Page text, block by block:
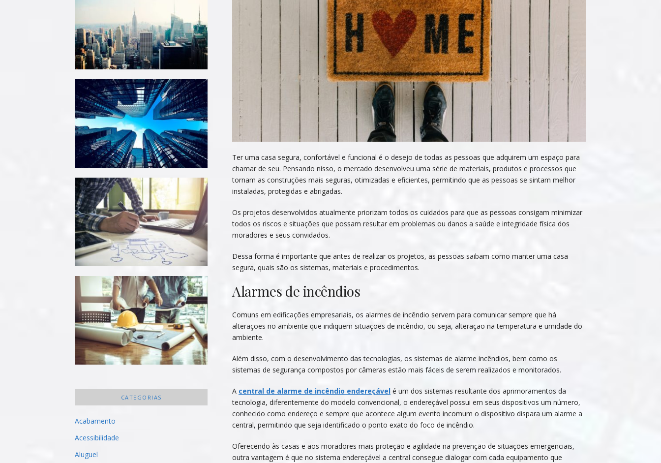
Ter uma casa segura, confortável e funcional é o desejo de todas as pessoas que adquirem um espaço para
chamar de seu. Pensando nisso, o mercado desenvolveu uma série de materiais, produtos e processos que
tornam as construções mais seguras, otimizadas e eficientes, permitindo que as pessoas se sintam melhor
instaladas, protegidas e abrigadas.
Os projetos desenvolvidos atualmente priorizam todos os cuidados para que as pessoas consigam minimizar
todos os riscos e situações que possam resultar em problemas ou danos a saúde e integridade física dos
moradores e seus convidados.
Dessa forma é importante que antes de realizar os projetos, as pessoas saibam como manter uma casa
segura, quais são os sistemas, materiais e procedimentos.
Alarmes de incêndios
Comuns em edificações empresariais, os alarmes de incêndio servem para comunicar sempre que há
alterações no ambiente que indiquem situações de incêndio, ou seja, alteração na temperatura e umidade do
ambiente.
Além disso, com o desenvolvimento das tecnologias, os sistemas de alarme incêndios, bem como os
sistemas de segurança compostos por câmeras estão mais fáceis de serem realizados e monitorados.
A central de alarme de incêndio endereçável é um dos sistemas resultante dos aprimoramentos da
tecnologia, diferentemente do modelo convencional, o endereçável possui em seus dispositivos um número,
conhecido como endereço e sempre que acontece algum evento incomum o dispositivo dispara um alarme a
central, permitindo que seja identificado o ponto exato do foco de incêndio.
Oferecendo às casas e aos moradores mais proteção e agilidade na prevenção de situações emergenciais,
outra vantagem é que no sistema endereçável a central consegue dialogar com cada equipamento que
CATEGORIAS
Acabamento
Acessibilidade
Aluguel